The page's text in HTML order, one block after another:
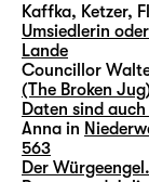
Kaffka, Ketzer,
Umsiedlerin
Lande
Councillor
(The Broken
Daten sind
Anna in
563
Der